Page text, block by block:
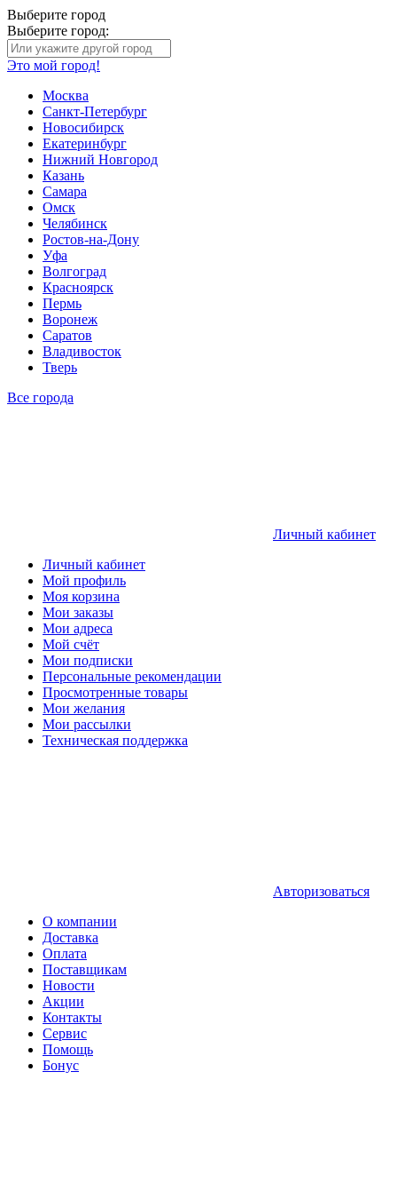
Выберите город
Выберите город:
Это мой город!
Москва
Санкт-Петербург
Новосибирск
Екатеринбург
Нижний Новгород
Казань
Самара
Омск
Челябинск
Ростов-на-Дону
Уфа
Волгоград
Красноярск
Пермь
Воронеж
Саратов
Владивосток
Тверь
Все города
Личный кабинет
Личный кабинет
Мой профиль
Моя корзина
Мои заказы
Мои адреса
Мой счёт
Мои подписки
Персональные рекомендации
Просмотренные товары
Мои желания
Мои рассылки
Техническая поддержка
Авторизоваться
О компании
Доставка
Оплата
Поставщикам
Новости
Акции
Контакты
Сервис
Помощь
Бонус